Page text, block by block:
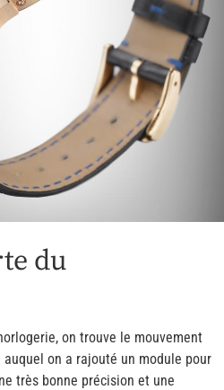
du
on trouve le mouvement
auquel on a rajouté un module pour
très bonne précision et une